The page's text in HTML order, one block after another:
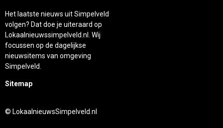
Het laatste nieuws uit Simpelveld
volgen? Dat doe je uiteraard op
Lokaalnieuwssimpelveld.nl. Wij
focussen op de dagelijkse
nieuwsitems van omgeving
Simpelveld.
Sitemap
© LokaalnieuwsSimpelveld.nl